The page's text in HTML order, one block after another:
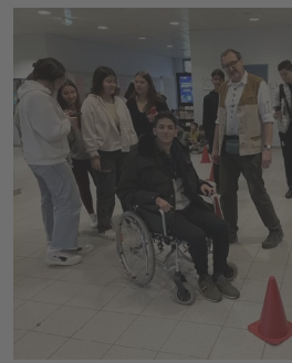
F
U
N
K
TI
O
N
E
N